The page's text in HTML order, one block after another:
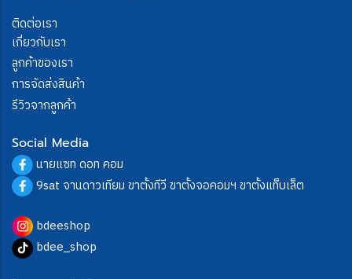
ติดต่อเรา
เกี่ยวกับเรา
ลูกค้าของเรา
การจัดส่งสินค้า
รีวิวจากลูกค้า
Social Media
นายแซท ดอท คอม
9sat จานดาวเทียม ขาตั้งทีวี ขาตั้งจอคอมฯ ขาตั้งแท็บเล็ต
bdeeshop
bdee_shop